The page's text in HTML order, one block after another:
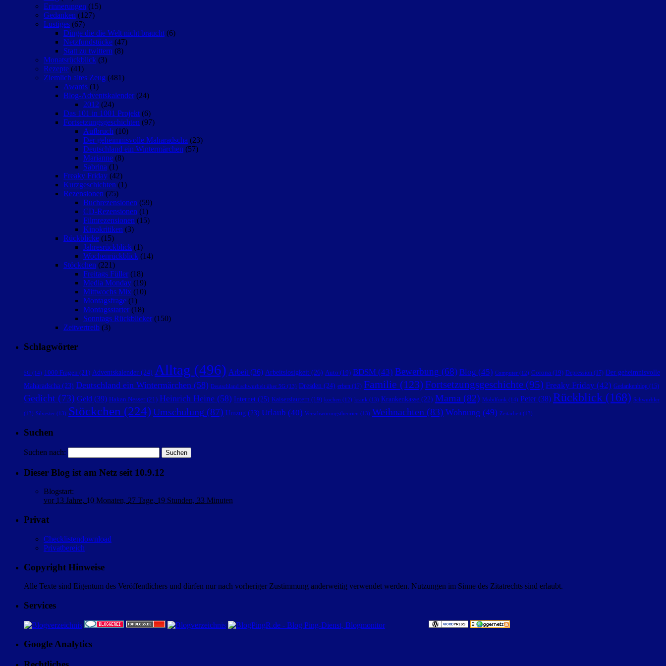
Erinnerungen (15)
Gedanken (127)
Lustiges (67)
Dinge die die Welt nicht braucht (6)
Netzfundstücke (47)
Statt zu twittern (8)
Monatsrückblick (3)
Rezepte (41)
Ziemlich altes Zeug (481)
Awards (1)
Blog-Adventskalender (24)
2012 (24)
Das 101 in 1001 Projekt (6)
Fortsetzungsgeschichten (97)
Aufbruch (10)
Der geheimnisvolle Maharadscha (23)
Deutschland ein Wintermärchen (57)
Marianne (8)
Sabrina (1)
Freaky Friday (42)
Kurzgeschichten (1)
Rezensionen (75)
Buchrezensionen (59)
CD-Rezensionen (1)
Filmrezensionen (15)
Kinokritiken (3)
Rückblicke (15)
Jahresrückblick (1)
Wochenrückblick (14)
Stöckchen (221)
Freitags Füller (18)
Media Monday (19)
Mittwochs Mix (10)
Montagsfrage (1)
Montagsstarter (18)
Sonntags Rückblicker (150)
Zeitvertreib (3)
Schlagwörter
5G (14) 1000 Fragen (21) Adventskalender (24) Alltag (496) Arbeit (36) Arbeitslosigkeit (26) Auto (19) BDSM (43) Bewerbung (68) Blog (45) Computer (12) Corona (19) Depression (17) Der geheimnisvolle
Maharadscha (23) Deutschland ein Wintermärchen (58) Deutschland schwurbelt über 5G (13) Dresden (24) erben (17) Familie (123)Fortsetzungsgeschichte (95) Freaky Friday (42) Gedankenblog (15)
Gedicht (73) Geld (39) Hakan Nesser(21) Heinrich Heine (58) Internet (25) Kaiserslautern (19) kochen (12) krank (13) Krankenkasse (22) Mama (82) Mobilfunk (14) Peter (38) Rückblick (168) Schwurbler
(13) Silvester (13) Stöckchen (224)Umschulung (87) Umzug (23) Urlaub (40) Verschwörungstheorien (13) Weihnachten (83) Wohnung (49) Zeitarbeit (13)
Suchen
Suchen nach:
Dieser Blog ist am Netz seit 10.9.12
Blogstart:
vor 13 Jahre, 10 Monaten, 27 Tage, 19 Stunden, 33 Minuten
Privat
Checklistendownload
Privatbereich
Copyright Hinweise
Alle Texte sind Eigentum des Veröffentlichers und dürfen nur nach vorheriger Zustimmung anderweitig verwendet werden. Nutzungen im Sinne des Zitatrechts sind erlaubt.
Services
Google Analytics